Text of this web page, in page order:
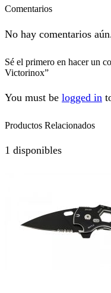
Comentarios
No hay comentarios
Sé el primero en hacer un
Victorinox”
You must be logged in
Productos Relacionados
1 disponibles